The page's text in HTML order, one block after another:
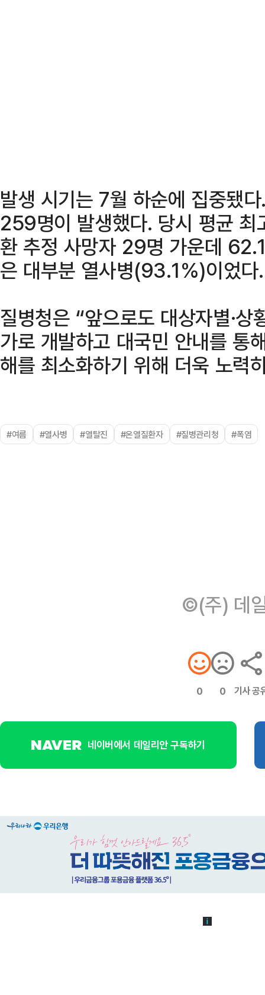
발생 시기는 7월 하순에 집중됐
259명이 발생했다. 당시 평균
환 추정 사망자 29명 가운데
은 대부분 열사병(93.1%)이었다.
질병청은 “앞으로도 대상자별·
가로 개발하고 대국민 안내를 통
해를 최소화하기 위해 더욱 노력
#여름 #열사병 #열탈진 #온열질환자 #질병관리청 #폭염
©(주) 데
0 0 기사 공
네이버에서 데일리안 구독하기